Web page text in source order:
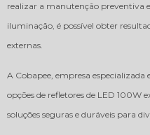
realizar a manutenção preventiva
iluminação, é possível obter
externas.
A Cobapee, empresa
opções de refletores de LED 100W
soluções seguras e duráveis para